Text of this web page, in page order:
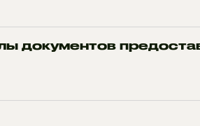
документов